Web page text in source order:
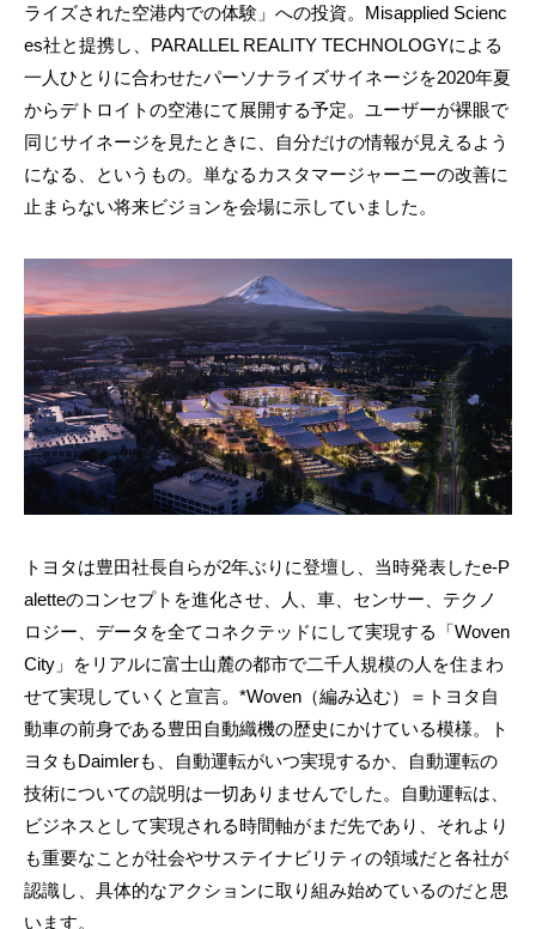
ライズされた空港内での体験」への投資。Misapplied Scienc
es社と提携し、PARALLEL REALITY TECHNOLOGYによる
一人ひとりに合わせたパーソナライズサイネージを2020年夏
からデトロイトの空港にて展開する予定。ユーザーが裸眼で
同じサイネージを見たときに、自分だけの情報が見えるよう
になる、というもの。単なるカスタマージャーニーの改善に
止まらない将来ビジョンを会場に示していました。
トヨタは豊田社長自らが2年ぶりに登壇し、当時発表したe-P
aletteのコンセプトを進化させ、人、車、センサー、テクノ
ロジー、データを全てコネクテッドにして実現する「Woven
City」をリアルに富士山麓の都市で二千人規模の人を住まわ
せて実現していくと宣言。*Woven（編み込む）＝トヨタ自
動車の前身である豊田自動織機の歴史にかけている模様。ト
ヨタもDaimlerも、自動運転がいつ実現するか、自動運転の
技術についての説明は一切ありませんでした。自動運転は、
ビジネスとして実現される時間軸がまだ先であり、それより
も重要なことが社会やサステイナビリティの領域だと各社が
認識し、具体的なアクションに取り組み始めているのだと思
います。